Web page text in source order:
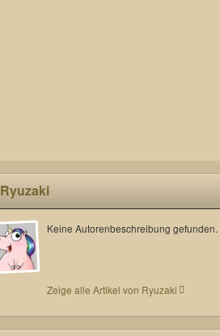
Ryuzaki
Keine Autorenbeschreibung gefunden.
Zeige alle Artikel von Ryuzaki